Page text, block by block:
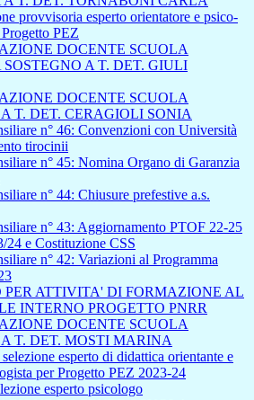
provvisoria esperto orientatore e psico-
PEZ
DOCENTE SCUOLA
A T. DET. GIULI
DOCENTE SCUOLA
T. DET. CERAGIOLI SONIA
n° 46: Convenzioni con Università
tirocinii
n° 45: Nomina Organo di Garanzia
n° 44: Chiusure prefestive a.s.
n° 43: Aggiornamento PTOF 22-25
24 e Costituzione CSS
n° 42: Variazioni al Programma
PER ATTIVITA' DI FORMAZIONE AL
INTERNO PROGETTO PNRR
DOCENTE SCUOLA
T. DET. MOSTI MARINA
esperto di didattica orientante e
per Progetto PEZ 2023-24
esperto psicologo